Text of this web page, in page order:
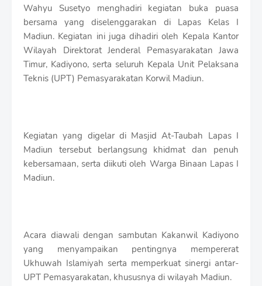
Wahyu Susetyo menghadiri kegiatan buka puasa
bersama yang diselenggarakan di Lapas Kelas I
Madiun. Kegiatan ini juga dihadiri oleh Kepala Kantor
Wilayah Direktorat Jenderal Pemasyarakatan Jawa
Timur, Kadiyono, serta seluruh Kepala Unit Pelaksana
Teknis (UPT) Pemasyarakatan Korwil Madiun.
Kegiatan yang digelar di Masjid At-Taubah Lapas I
Madiun tersebut berlangsung khidmat dan penuh
kebersamaan, serta diikuti oleh Warga Binaan Lapas I
Madiun.
Acara diawali dengan sambutan Kakanwil Kadiyono
yang menyampaikan pentingnya mempererat
Ukhuwah Islamiyah serta memperkuat sinergi antar-
UPT Pemasyarakatan, khususnya di wilayah Madiun.
n
W
i
t
h
S
h
r
e
m
p
l
a